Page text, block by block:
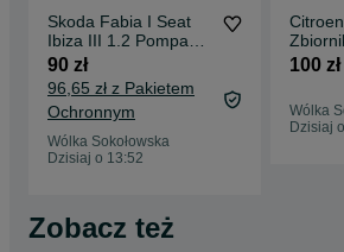
Skoda Fabia I Seat
Ibiza III 1.2 Pompa
Paliwa
90 zł
96,65 zł z Pakietem
Ochronnym
Wólka Sokołowska
Dzisiaj o 13:52
100 zł
Wólka
Dzisiaj
Zobacz też